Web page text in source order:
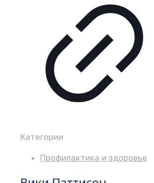
Категории
Профилактика и здоровье